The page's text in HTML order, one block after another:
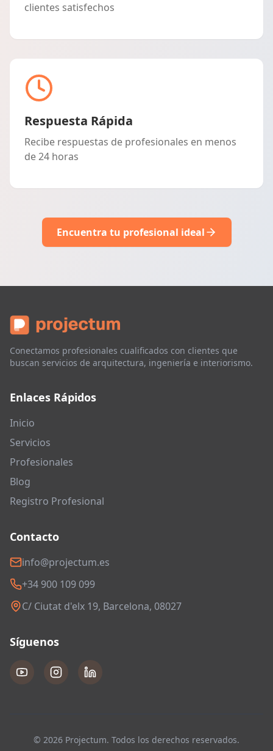
clientes satisfechos
Respuesta Rápida
Recibe respuestas de profesionales en menos
de 24 horas
Encuentra tu profesional ideal
Conectamos profesionales cualificados con clientes que
buscan servicios de arquitectura, ingeniería e interiorismo.
Enlaces Rápidos
Inicio
Servicios
Profesionales
Blog
Registro Profesional
Contacto
info@projectum.es
+34 900 109 099
C/ Ciutat d'elx 19, Barcelona, 08027
Síguenos
© 2026 Projectum. Todos los derechos reservados.